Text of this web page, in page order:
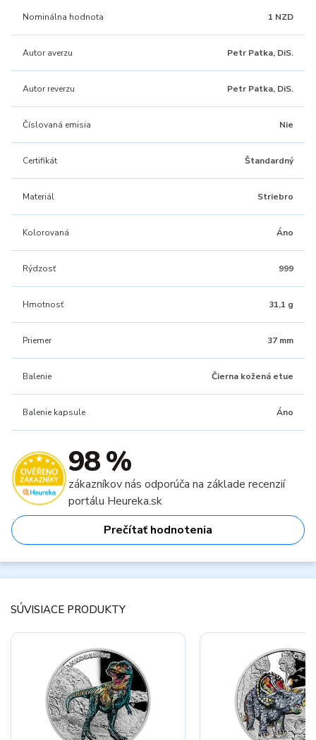
Nominálna hodnota 1 NZD
Autor averzu Petr Patka, DiS.
Autor reverzu Petr Patka, DiS.
Číslovaná emisia Nie
Certifikát Štandardný
Materiál Striebro
Kolorovaná Áno
Rýdzosť 999
Hmotnosť 31,1 g
Priemer 37 mm
Balenie Čierna kožená etue
Balenie kapsule Áno
98 %
zákazníkov nás odporúča na základe recenzií
portálu Heureka.sk
Prečítať hodnotenia
SÚVISIACE PRODUKTY